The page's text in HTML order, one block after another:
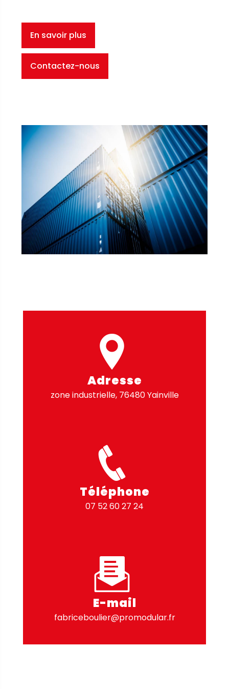
En savoir plus
Contactez-nous
Adresse
zone industrielle, 76480 Yainville
Téléphone
07 52 60 27 24
E-mail
fabriceboulier@promodular.fr